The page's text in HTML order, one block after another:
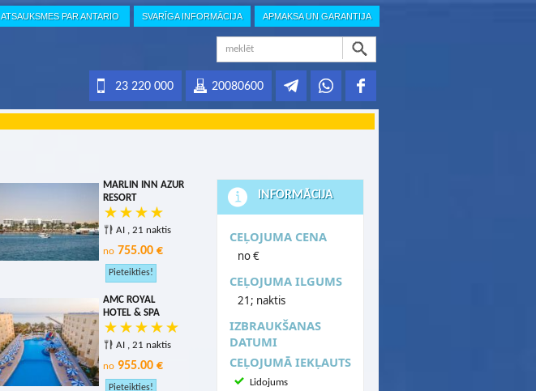
ATSAUKSMES PAR ANTARIO SVARĪGA INFORMĀCIJA APMAKSA UN GARANTIJA
20080600
23 220 000
INFORMĀCIJA
CEĻOJUMA CENA
no €
CEĻOJUMA ILGUMS
21; naktis
IZBRAUKŠANAS
DATUMI
CEĻOJUMĀ IEKĻAUTS
Lidojums
MARLIN INN AZUR
RESORT
AI , 21 naktis
no755.00 €
AMC ROYAL
HOTEL & SPA
AI , 21 naktis
no955.00 €